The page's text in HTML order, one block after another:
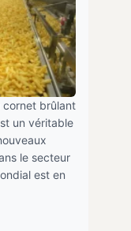
cornet brûlant
un véritable
le secteur
est en